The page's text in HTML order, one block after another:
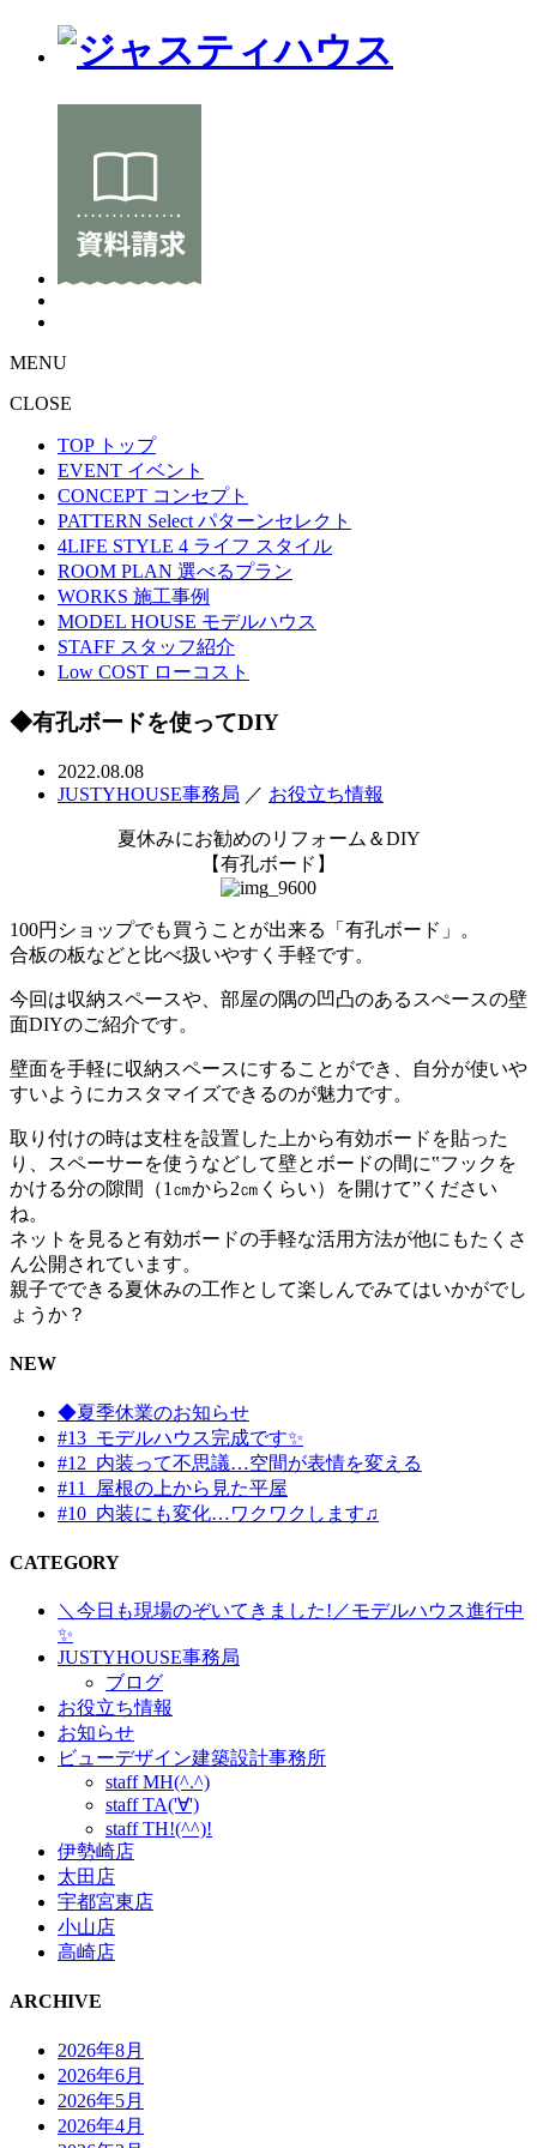
MENU
CLOSE
TOP トップ
EVENT イベント
CONCEPT コンセプト
PATTERN Select パターンセレクト
4LIFE STYLE 4 ライフ スタイル
ROOM PLAN 選べるプラン
WORKS 施工事例
MODEL HOUSE モデルハウス
STAFF スタッフ紹介
Low COST ローコスト
◆有孔ボードを使ってDIY
2022.08.08
JUSTYHOUSE事務局 ／ お役立ち情報
夏休みにお勧めのリフォーム＆DIY
【有孔ボード】
100円ショップでも買うことが出来る「有孔ボード」。
合板の板などと比べ扱いやすく手軽です。
今回は収納スペースや、部屋の隅の凹凸のあるスぺースの壁
面DIYのご紹介です。
壁面を手軽に収納スペースにすることができ、自分が使いや
すいようにカスタマイズできるのが魅力です。
取り付けの時は支柱を設置した上から有効ボードを貼った
り、スペーサーを使うなどして壁とボードの間に‟フックを
かける分の隙間（1㎝から2㎝くらい）を開けて”ください
ね。
ネットを見ると有効ボードの手軽な活用方法が他にもたくさ
ん公開されています。
親子でできる夏休みの工作として楽しんでみてはいかがでし
ょうか？
NEW
◆夏季休業のお知らせ
#13_モデルハウス完成です✨
#12_内装って不思議…空間が表情を変える
#11_屋根の上から見た平屋
#10_内装にも変化…ワクワクします♫
CATEGORY
＼今日も現場のぞいてきました!／モデルハウス進行中
✨
JUSTYHOUSE事務局
ブログ
お役立ち情報
お知らせ
ビューデザイン建築設計事務所
staff MH(^.^)
staff TA('∀')
staff TH!(^^)!
伊勢崎店
太田店
宇都宮東店
小山店
高崎店
ARCHIVE
2026年8月
2026年6月
2026年5月
2026年4月